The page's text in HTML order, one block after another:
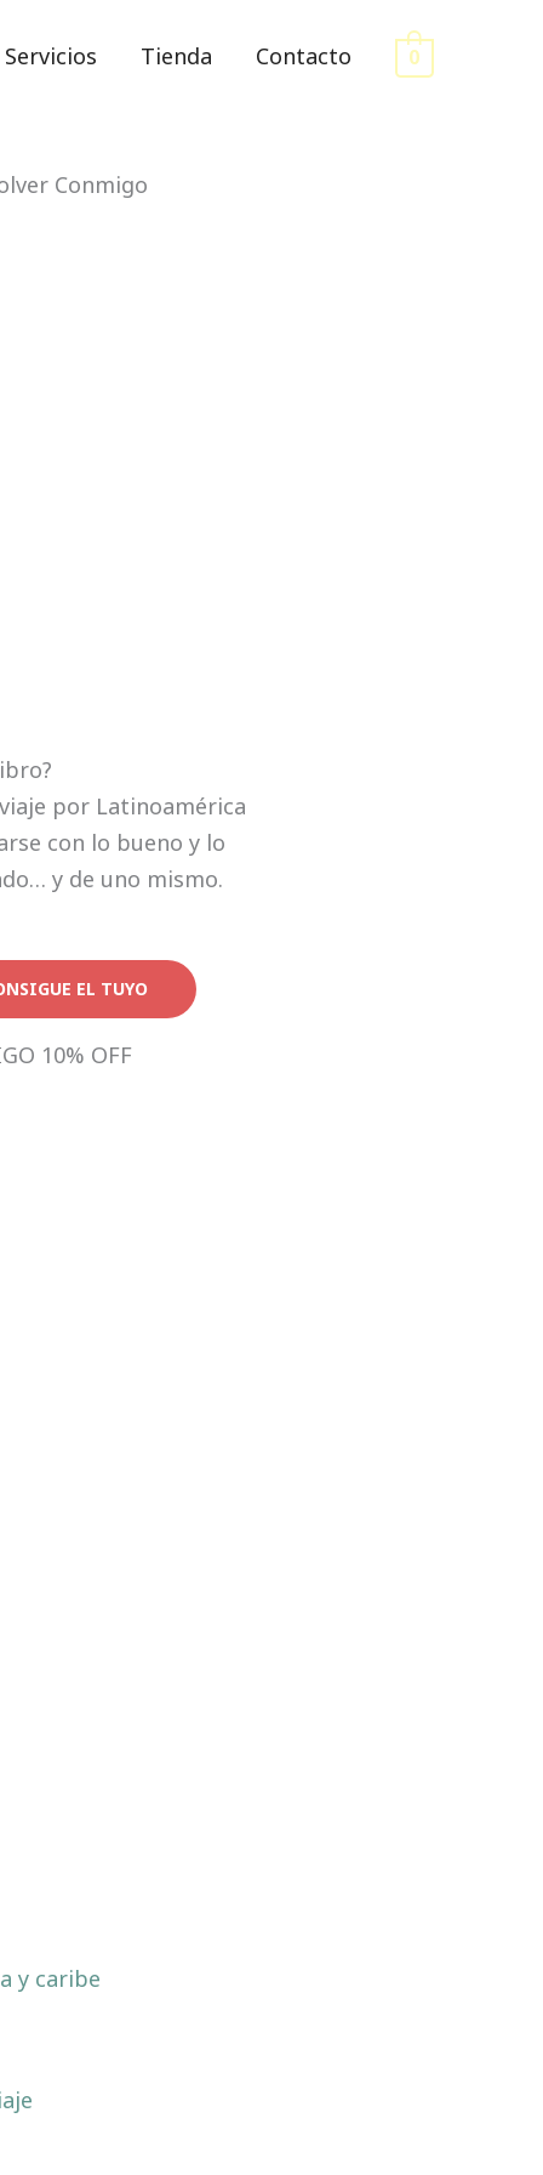
Servicios Tienda Contacto 0
Conmigo
por Latinoamérica
con lo bueno y lo
y de uno mismo.
EL TUYO
10% OFF
y caribe